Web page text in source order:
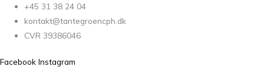
+45 31 38 24 04
kontakt@tantegroencph.dk
CVR 39386046
Facebook Instagram